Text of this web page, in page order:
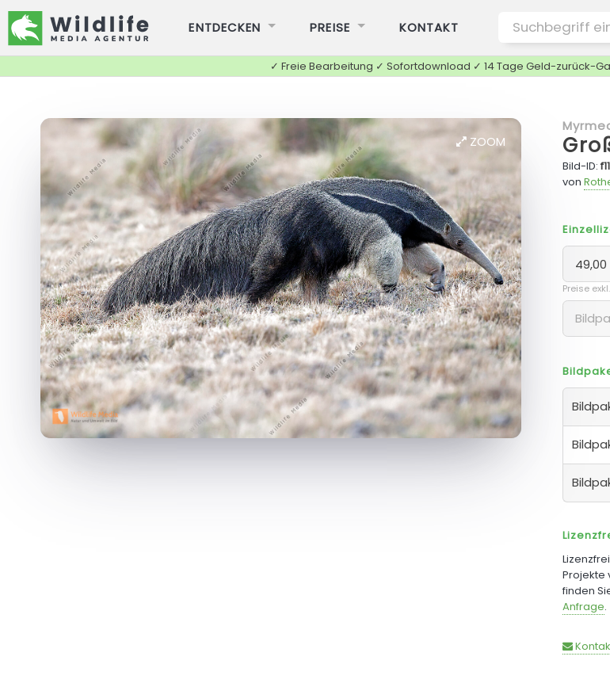
ENTDECKEN PREISE KONTAKT
✓ Freie Bearbeitung ✓ Sofortdownload ✓ 14 Tage Geld-zurück-
ZOOM
Bild-ID:
von
Preise
Projekte
finden
Anfrage.